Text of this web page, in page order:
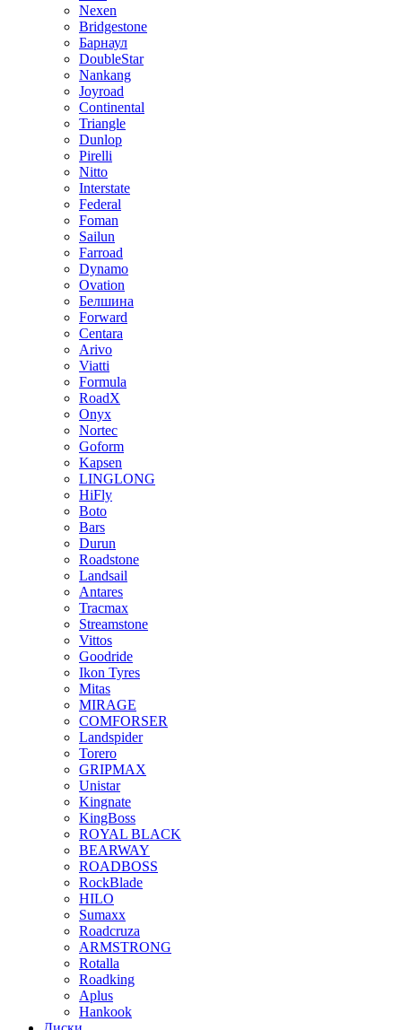
Nexen
Bridgestone
Барнаул
DoubleStar
Nankang
Joyroad
Continental
Triangle
Dunlop
Pirelli
Nitto
Interstate
Federal
Foman
Sailun
Farroad
Dynamo
Ovation
Белшина
Forward
Centara
Arivo
Viatti
Formula
RoadX
Onyx
Nortec
Goform
Kapsen
LINGLONG
HiFly
Boto
Bars
Durun
Roadstone
Landsail
Antares
Tracmax
Streamstone
Vittos
Goodride
Ikon Tyres
Mitas
MIRAGE
COMFORSER
Landspider
Torero
GRIPMAX
Unistar
Kingnate
KingBoss
ROYAL BLACK
BEARWAY
ROADBOSS
RockBlade
HILO
Sumaxx
Roadcruza
ARMSTRONG
Rotalla
Roadking
Aplus
Hankook